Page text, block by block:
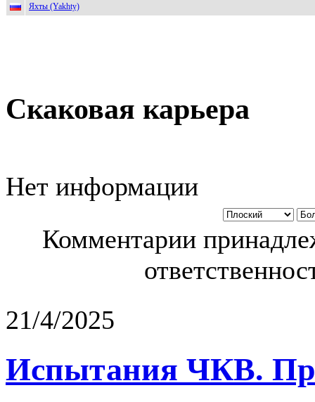
Яхты (Yakhty)
Скаковая карьера
Нет информации
Комментарии
21/4/2025
Испытания ЧКВ.